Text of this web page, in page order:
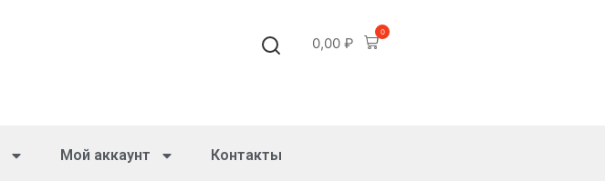
0,00 ₽
0
Мой аккаунт Контакты